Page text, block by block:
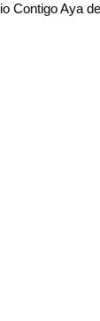
Contigo Aya